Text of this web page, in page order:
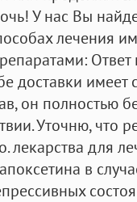
У нас Вы
лечения
Ответ
доставки
он полностью
Уточню, что
лекарства для
в